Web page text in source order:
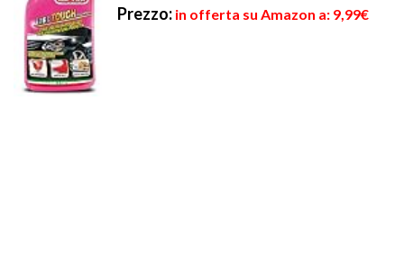
Prezzo: in offerta su Amazon a: 9,99€